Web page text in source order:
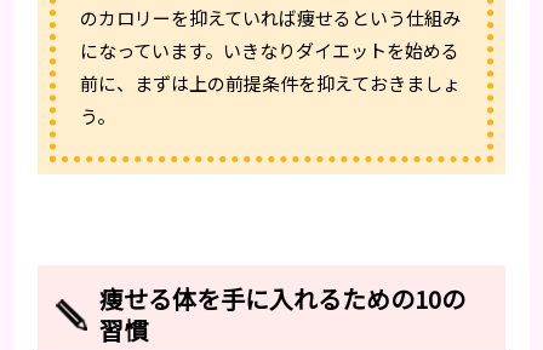
のカロリーを抑えていれば痩せるという仕組み
になっています。いきなりダイエットを始める
前に、まずは上の前提条件を抑えておきましょ
う。
痩せる体を手に入れるための10の
習慣